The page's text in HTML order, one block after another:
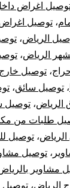
اغراض
، توصيل
الرياض،
الرياض،
، توصيل
، توصيل سائق،
الرياض، توصيل
طلبات من
، توصيل
، توصيل
مشاوير
الرياض، توصيل